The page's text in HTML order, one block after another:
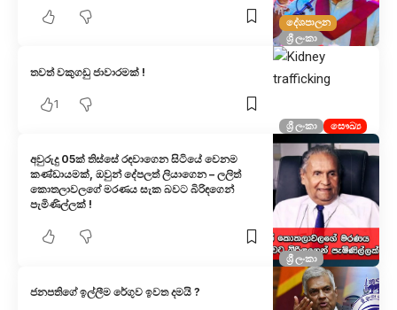
දේශපාලන
ශ්‍රී ලංකා
ශ්‍රී ලංකා සෞඛ්‍ය
තවත් වකුගඩු ජාවාරමක් !
1
ශ්‍රී ලංකා
අවුරුදු 05ක් තිස්සේ රඳවාගෙන සිටියේ වෙනම
කණ්ඩායමක්, ඔවුන් දේපලත් ලියාගෙන – ලලිත්
කොතලාවලගේ මරණය සැක බවට බිරිඳගෙන්
පැමිණිල්ලක් !
ජනපතිගේ ඉල්ලීම රේගුව ඉවත දමයි ?